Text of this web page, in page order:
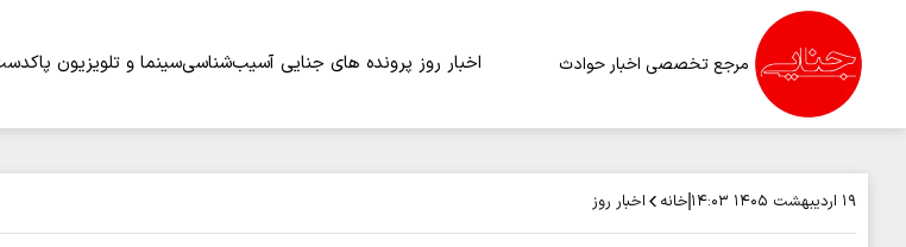
مرجع تخصصی اخبار حوادث اخبار روز پرونده های جنایی آسیب‌شناسیسینما و تلویزیون
۱۹ اردیبهشت ۱۴۰۵ ۱۴:۰۳ خانه اخبار روز